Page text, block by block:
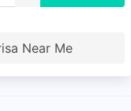
Near Me